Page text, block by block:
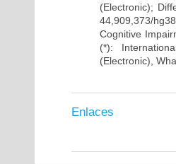
(Electronic);
44,909,373/
Cognitive
(*):
(Electronic),
Enlaces